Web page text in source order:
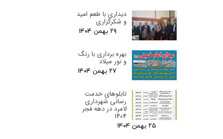
دیداری با طعم امید
و شکرگزاری
۲۹ بهمن ۰۴
بهره برداری با رنگ
و نور میلاد
۲۷ بهمن ۰۴
تابلوهای خدمت
رسانی شهرداری
لامرد در دهه فجر
1404
۲۵ بهمن ۰۴